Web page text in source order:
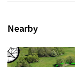
Nearby